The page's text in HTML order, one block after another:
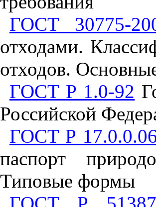
ГОСТ 30775-
отходами.
отходов.
ГОСТ Р 1.0-92
Российской
ГОСТ Р
паспорт
Типовые формы